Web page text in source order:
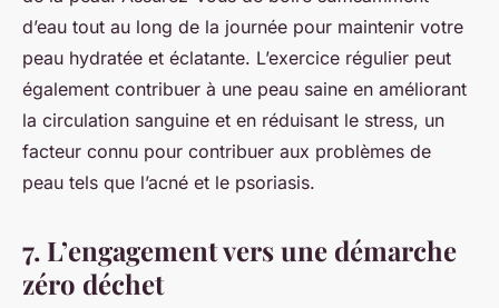
d’eau tout au long de la journée pour maintenir votre
peau hydratée et éclatante. L’exercice régulier peut
également contribuer à une peau saine en améliorant
la circulation sanguine et en réduisant le stress, un
facteur connu pour contribuer aux problèmes de
peau tels que l’acné et le psoriasis.
7. L’engagement vers une démarche
zéro déchet